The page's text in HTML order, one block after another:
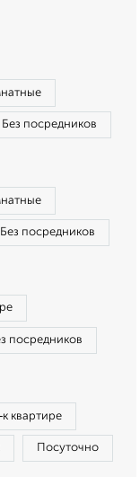
Без посредников
Без посредников
посредников
квартире
Посуточно